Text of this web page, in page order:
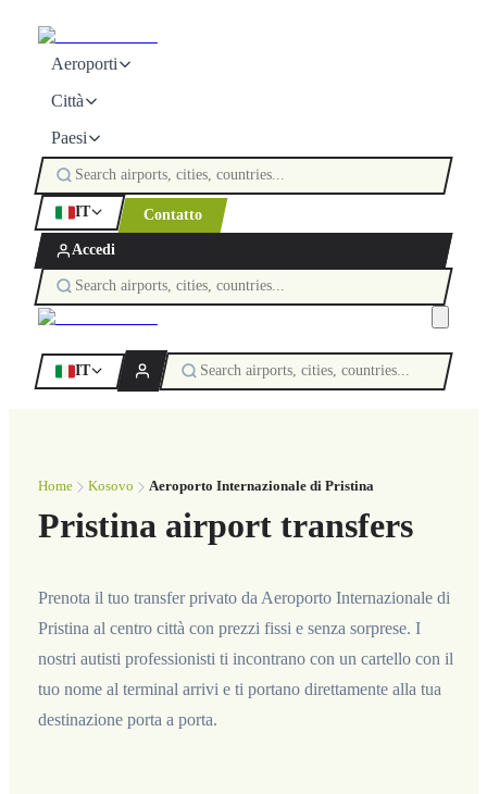
Aeroporti
Città
Paesi
IT Contatto
Accedi
IT
Home Kosovo Aeroporto Internazionale di Pristina
Pristina airport transfers
Prenota il tuo transfer privato da Aeroporto Internazionale di
Pristina al centro città con prezzi fissi e senza sorprese. I
nostri autisti professionisti ti incontrano con un cartello con il
tuo nome al terminal arrivi e ti portano direttamente alla tua
destinazione porta a porta.